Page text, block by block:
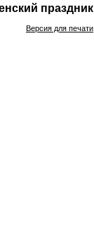
праздник
Версия для печати